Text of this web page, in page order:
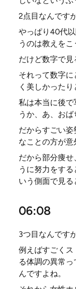
2点目なんです
やっぱり40代
うのは教えを
だけど数字で見
それって数字
く美しかった
私は本当に後
うか、あ、おば
だからすごい
なことの方が意
だから部分痩
うに努力をす
いう側面で見る
06:08
3つ目なんです
例えばすごく
る体調の異常
んですよね。